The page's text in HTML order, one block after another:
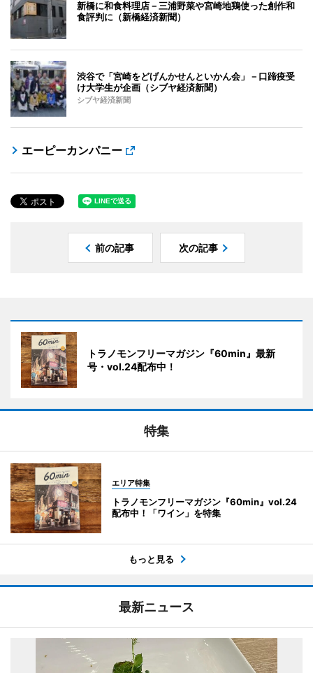
新橋に和食料理店－三浦野菜や宮崎地鶏使った創作和
食評判に（新橋経済新聞）
渋谷で「宮崎をどげんかせんといかん会」－口蹄疫受
け大学生が企画（シブヤ経済新聞）
シブヤ経済新聞
エーピーカンパニー
前の記事 次の記事
トラノモンフリーマガジン『60min』最新
号・vol.24配布中！
特集
エリア特集
トラノモンフリーマガジン『60min』vol.24
配布中！「ワイン」を特集
もっと見る
最新ニュース